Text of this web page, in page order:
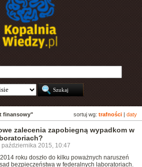
sortuj wg: trafności daty
finansowy"
zalecenia zapobiegną wypadkom w
października 2015, 10:47
roku doszło do kilku poważnych naruszeń
bezpieczeństwa w federalnych laboratoriach.